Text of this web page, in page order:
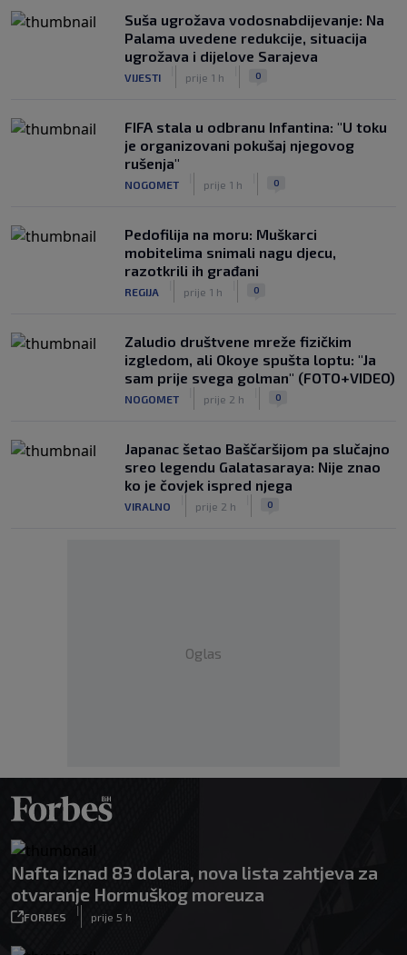
Suša ugrožava vodosnabdijevanje: Na
Palama uvedene redukcije, situacija
ugrožava i dijelove Sarajeva
VIJESTI prije 1 h 0
FIFA stala u odbranu Infantina: "U toku
je organizovani pokušaj njegovog
rušenja"
NOGOMET prije 1 h 0
Pedofilija na moru: Muškarci
mobitelima snimali nagu djecu,
razotkrili ih građani
REGIJA prije 1 h 0
Zaludio društvene mreže fizičkim
izgledom, ali Okoye spušta loptu: "Ja
sam prije svega golman" (FOTO+VIDEO)
NOGOMET prije 2 h 0
Japanac šetao Baščaršijom pa slučajno
sreo legendu Galatasaraya: Nije znao
ko je čovjek ispred njega
VIRALNO prije 2 h 0
Oglas
Nafta iznad 83 dolara, nova lista zahtjeva za
otvaranje Hormuškog moreuza
FORBES
|
prije 5 h